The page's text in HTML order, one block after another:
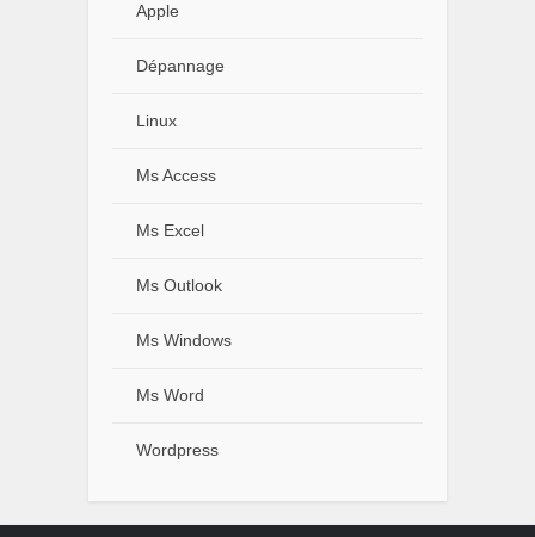
Apple
Dépannage
Linux
Ms Access
Ms Excel
Ms Outlook
Ms Windows
Ms Word
Wordpress